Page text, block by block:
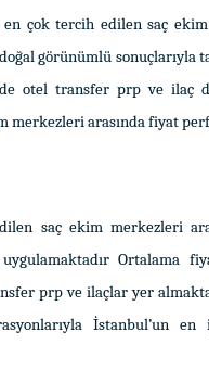
en çok tercih edilen saç
görünümlü sonuçlarıyla
otel transfer prp ve ilaç
merkezleri arasında fiyat
saç ekim merkezleri
Ortalama
prp ve ilaçlar yer
İstanbul’un